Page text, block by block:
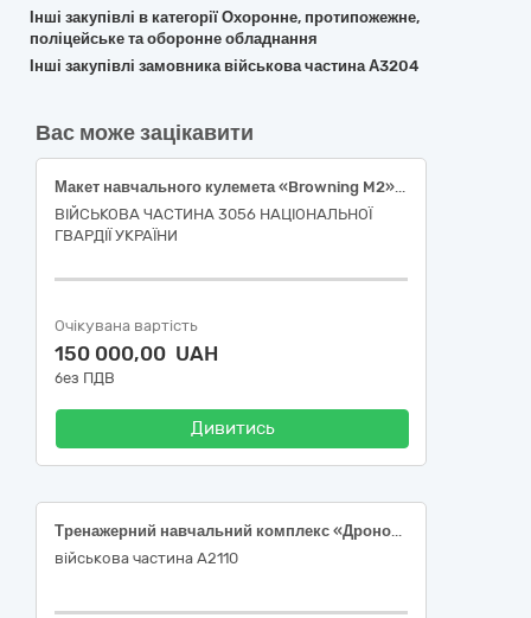
Інші закупівлі в категорії Охоронне, протипожежне,
поліцейське та оборонне обладнання
Інші закупівлі замовника військова частина А3204
Вас може зацікавити
Макет навчального кулемета «Browning M2» з стійкою (туреллю) до тренажерного комплексу Тренажер Т1 МВГ ППО «Кулемет Browning M2 » мобільного типу
ВІЙСЬКОВА ЧАСТИНА 3056 НАЦІОНАЛЬНОЇ
ГВАРДІЇ УКРАЇНИ
Очікувана вартість
150 000,00 UAH
без ПДВ
Дивитись
Тренажерний навчальний комплекс «Дронобій»
військова частина А2110